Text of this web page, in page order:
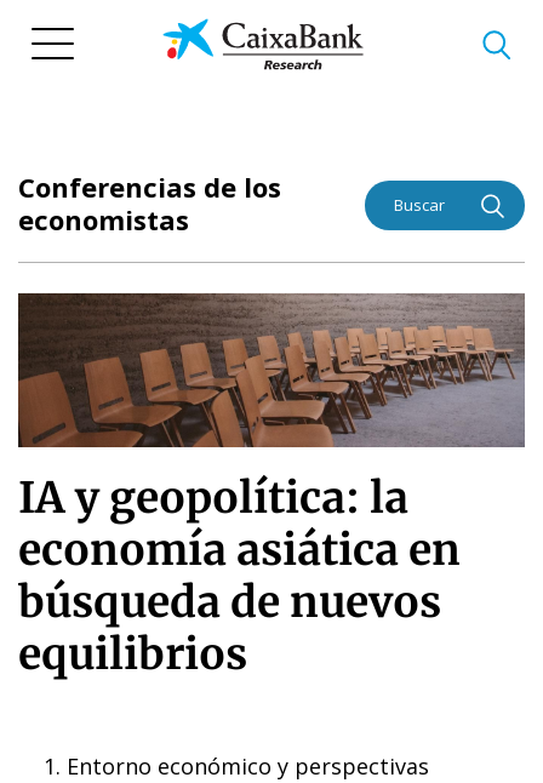
Conferencias de los
economistas
Buscar
IA y geopolítica: la
economía asiática en
búsqueda de nuevos
equilibrios
Entorno económico y perspectivas